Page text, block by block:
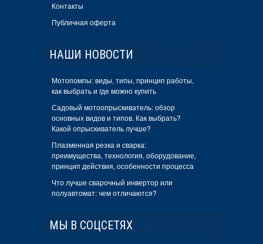
Контакты
Публичная оферта
НАШИ НОВОСТИ
Мотопомпы: виды, типы, принцип работы,
как выбрать и где можно купить
Садовый мотоопрыскиватель: обзор
основных видов и типов. Как выбрать?
Какой опрыскиватель лучше?
Плазменная резка и сварка:
преимущества, технология, оборудование,
принцип действия, особенности процесса
Что лучше сварочный инвертор или
полуавтомат: чем отличаются?
МЫ В СОЦСЕТЯХ